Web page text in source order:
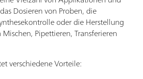
Dosieren von Proben, die
oder die Herstellung
Pipettieren, Transferieren
verschiedene Vorteile: